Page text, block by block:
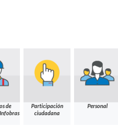
de
Participación
ciudadana
Personal